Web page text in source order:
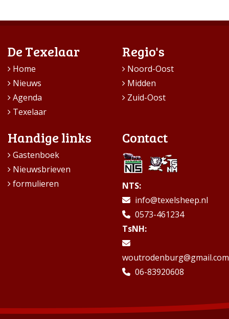
De Texelaar
Home
Nieuws
Agenda
Texelaar
Regio's
Noord-Oost
Midden
Zuid-Oost
Handige links
Gastenboek
Nieuwsbrieven
formulieren
Contact
NTS:
info@texelsheep.nl
0573-461234
TsNH:
woutrodenburg@gmail.com
06-83920608